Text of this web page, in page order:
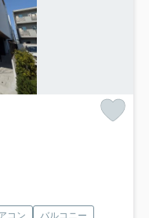
コン
バルコニー